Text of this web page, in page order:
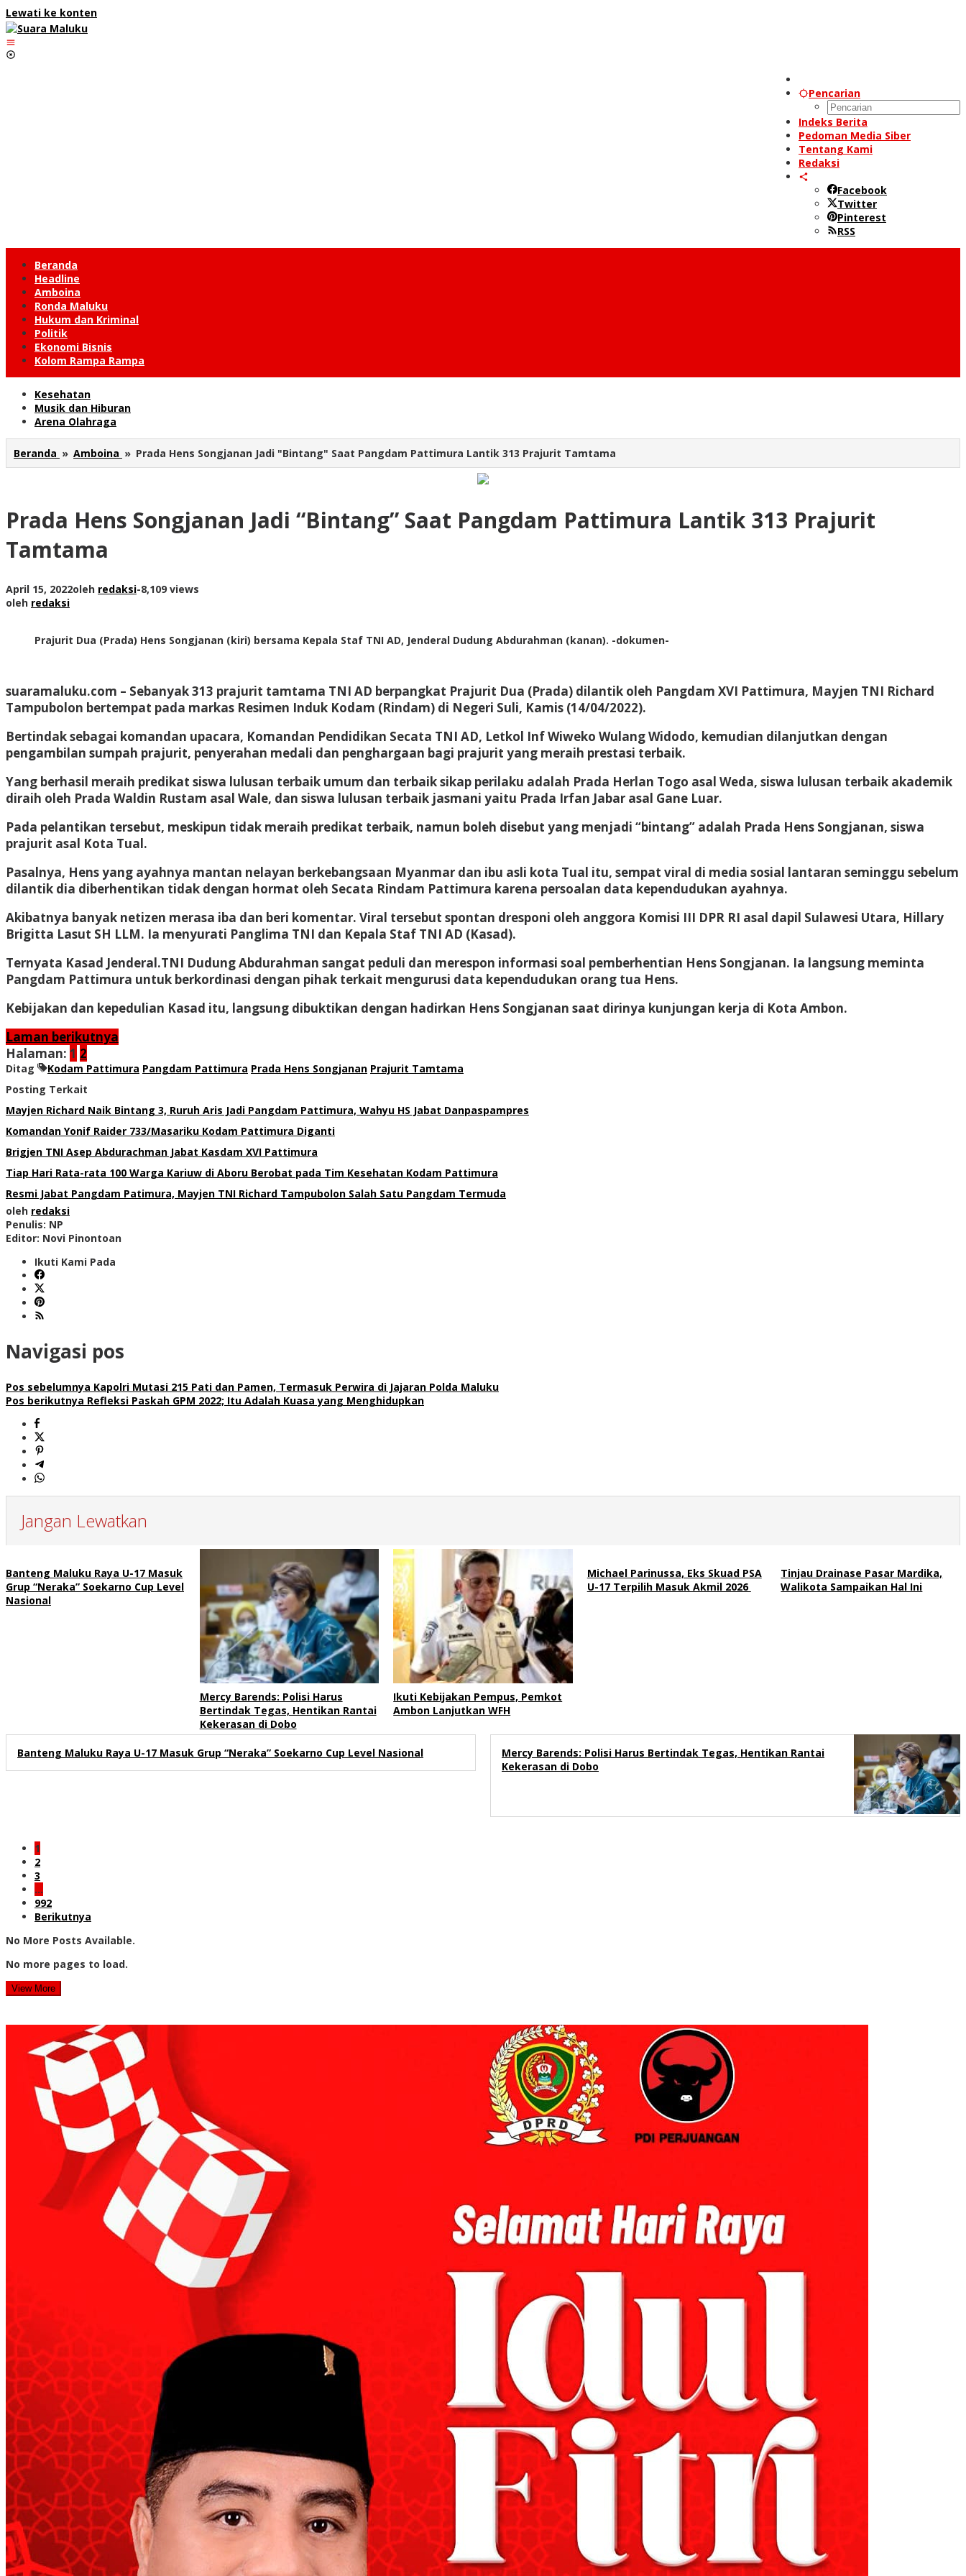
Lewati ke konten
Pencarian
Indeks Berita
Pedoman Media Siber
Tentang Kami
Redaksi
Facebook
Twitter
Pinterest
RSS
Beranda
Headline
Amboina
Ronda Maluku
Hukum dan Kriminal
Politik
Ekonomi Bisnis
Kolom Rampa Rampa
Kesehatan
Musik dan Hiburan
Arena Olahraga
Beranda » Amboina » Prada Hens Songjanan Jadi "Bintang" Saat Pangdam Pattimura Lantik 313 Prajurit Tamtama
Prada Hens Songjanan Jadi “Bintang” Saat Pangdam Pattimura Lantik 313 Prajurit
Tamtama
April 15, 2022oleh redaksi-8,109 views
oleh redaksi
Prajurit Dua (Prada) Hens Songjanan (kiri) bersama Kepala Staf TNI AD, Jenderal Dudung Abdurahman (kanan). -dokumen-
suaramaluku.com – Sebanyak 313 prajurit tamtama TNI AD berpangkat Prajurit Dua (Prada) dilantik oleh Pangdam XVI Pattimura, Mayjen TNI Richard
Tampubolon bertempat pada markas Resimen Induk Kodam (Rindam) di Negeri Suli, Kamis (14/04/2022).
Bertindak sebagai komandan upacara, Komandan Pendidikan Secata TNI AD, Letkol Inf Wiweko Wulang Widodo, kemudian dilanjutkan dengan
pengambilan sumpah prajurit, penyerahan medali dan penghargaan bagi prajurit yang meraih prestasi terbaik.
Yang berhasil meraih predikat siswa lulusan terbaik umum dan terbaik sikap perilaku adalah Prada Herlan Togo asal Weda, siswa lulusan terbaik akademik
diraih oleh Prada Waldin Rustam asal Wale, dan siswa lulusan terbaik jasmani yaitu Prada Irfan Jabar asal Gane Luar.
Pada pelantikan tersebut, meskipun tidak meraih predikat terbaik, namun boleh disebut yang menjadi “bintang” adalah Prada Hens Songjanan, siswa
prajurit asal Kota Tual.
Pasalnya, Hens yang ayahnya mantan nelayan berkebangsaan Myanmar dan ibu asli kota Tual itu, sempat viral di media sosial lantaran seminggu sebelum
dilantik dia diberhentikan tidak dengan hormat oleh Secata Rindam Pattimura karena persoalan data kependudukan ayahnya.
Akibatnya banyak netizen merasa iba dan beri komentar. Viral tersebut spontan dresponi oleh anggora Komisi III DPR RI asal dapil Sulawesi Utara, Hillary
Brigitta Lasut SH LLM. Ia menyurati Panglima TNI dan Kepala Staf TNI AD (Kasad).
Ternyata Kasad Jenderal.TNI Dudung Abdurahman sangat peduli dan merespon informasi soal pemberhentian Hens Songjanan. Ia langsung meminta
Pangdam Pattimura untuk berkordinasi dengan pihak terkait mengurusi data kependudukan orang tua Hens.
Kebijakan dan kepedulian Kasad itu, langsung dibuktikan dengan hadirkan Hens Songjanan saat dirinya kunjungan kerja di Kota Ambon.
Laman berikutnya
Halaman: 1 2
Ditag Kodam Pattimura Pangdam Pattimura Prada Hens Songjanan Prajurit Tamtama
Posting Terkait
Mayjen Richard Naik Bintang 3, Ruruh Aris Jadi Pangdam Pattimura, Wahyu HS Jabat Danpaspampres
Komandan Yonif Raider 733/Masariku Kodam Pattimura Diganti
Brigjen TNI Asep Abdurachman Jabat Kasdam XVI Pattimura
Tiap Hari Rata-rata 100 Warga Kariuw di Aboru Berobat pada Tim Kesehatan Kodam Pattimura
Resmi Jabat Pangdam Patimura, Mayjen TNI Richard Tampubolon Salah Satu Pangdam Termuda
oleh redaksi
Penulis: NP
Editor: Novi Pinontoan
Ikuti Kami Pada
Navigasi pos
Pos sebelumnya Kapolri Mutasi 215 Pati dan Pamen, Termasuk Perwira di Jajaran Polda Maluku
Pos berikutnya Refleksi Paskah GPM 2022; Itu Adalah Kuasa yang Menghidupkan
Jangan Lewatkan
Banteng Maluku Raya U-17 Masuk
Grup “Neraka” Soekarno Cup Level
Nasional
Mercy Barends: Polisi Harus
Bertindak Tegas, Hentikan Rantai
Kekerasan di Dobo
Ikuti Kebijakan Pempus, Pemkot
Ambon Lanjutkan WFH
Michael Parinussa, Eks Skuad PSA
U-17 Terpilih Masuk Akmil 2026
Tinjau Drainase Pasar Mardika,
Walikota Sampaikan Hal Ini
Banteng Maluku Raya U-17 Masuk Grup “Neraka” Soekarno Cup Level Nasional
Mercy Barends: Polisi Harus Bertindak Tegas, Hentikan Rantai
Kekerasan di Dobo
1
2
3
…
992
Berikutnya
No More Posts Available.
No more pages to load.
View More